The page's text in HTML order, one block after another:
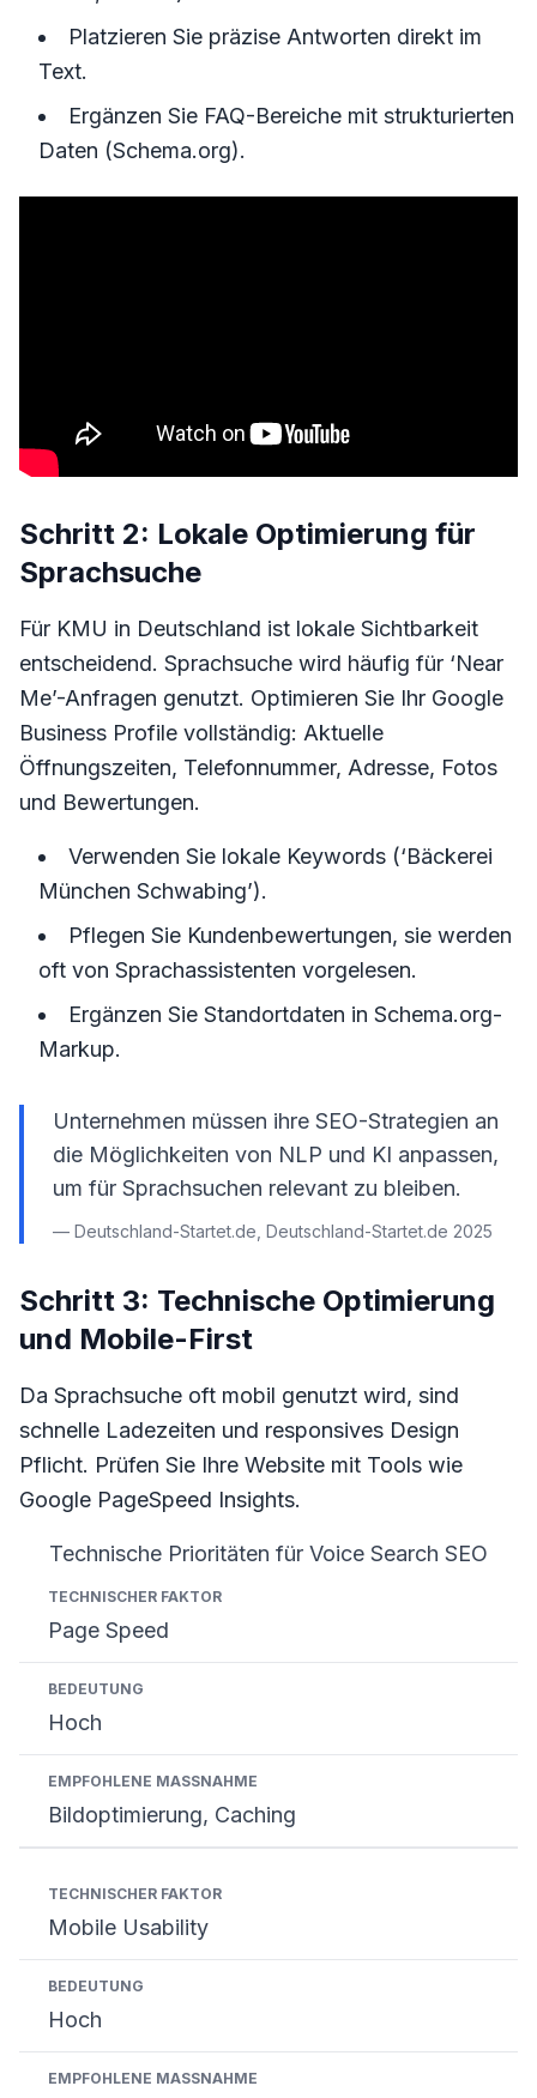
Platzieren Sie präzise Antworten direkt im
Text.
Ergänzen Sie FAQ-Bereiche mit strukturierten
Daten (Schema.org).
Schritt 2: Lokale Optimierung für
Sprachsuche
Für KMU in Deutschland ist lokale Sichtbarkeit
entscheidend. Sprachsuche wird häufig für ‘Near
Me’-Anfragen genutzt. Optimieren Sie Ihr Google
Business Profile vollständig: Aktuelle
Öffnungszeiten, Telefonnummer, Adresse, Fotos
und Bewertungen.
Verwenden Sie lokale Keywords (‘Bäckerei
München Schwabing’).
Pflegen Sie Kundenbewertungen, sie werden
oft von Sprachassistenten vorgelesen.
Ergänzen Sie Standortdaten in Schema.org-
Markup.
Unternehmen müssen ihre SEO-Strategien an
die Möglichkeiten von NLP und KI anpassen,
um für Sprachsuchen relevant zu bleiben.
— Deutschland-Startet.de, Deutschland-Startet.de 2025
Schritt 3: Technische Optimierung
und Mobile-First
Da Sprachsuche oft mobil genutzt wird, sind
schnelle Ladezeiten und responsives Design
Pflicht. Prüfen Sie Ihre Website mit Tools wie
Google PageSpeed Insights.
Technische Prioritäten für Voice Search SEO
Technischer Faktor
Page Speed
Hoch
Bildoptimierung, Caching
Mobile Usability
Hoch